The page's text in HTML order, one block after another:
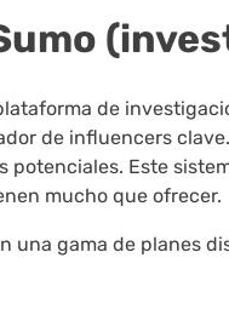
de
de influencers
potenciales. Este
mucho que ofrecer.
una gama de planes